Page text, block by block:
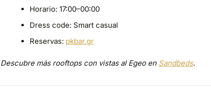
Horario: 17:00–00:00
Dress code: Smart casual
Reservas: pkbar.gr
Descubre más rooftops con vistas al Egeo en Sandbeds.